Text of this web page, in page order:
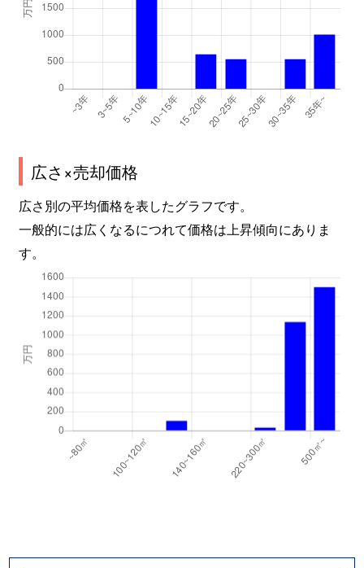
広さ×売却価格
広さ別の平均価格を表したグラフです。
一般的には広くなるにつれて価格は上昇傾向にありま
す。